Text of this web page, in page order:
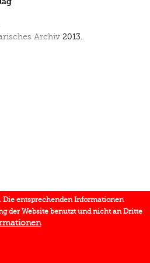
Archiv 2013.
Die entsprechenden Informationen
der Website benutzt und nicht an Dritte